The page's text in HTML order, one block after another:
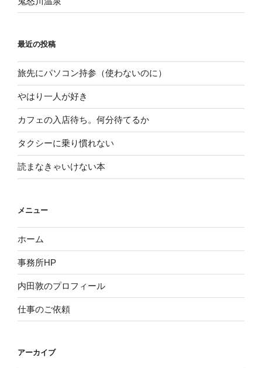
最近の投稿
旅先にパソコン持参（使わないのに）
やはり一人が好き
カフェの入店待ち。何分待てるか
タクシーに乗り慣れない
読まなきゃいけない本
メニュー
ホーム
事務所HP
内田敦のプロフィール
仕事のご依頼
アーカイブ